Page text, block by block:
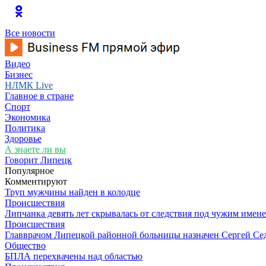
Все новости
Видео
Бизнес
НЛМК Live
Главное в стране
Спорт
Экономика
Политика
Здоровье
А знаете ли вы
Говорит Липецк
Популярное
Комментируют
Труп мужчины найден в колодце
Происшествия
Липчанка девять лет скрывалась от следствия под чужим
Происшествия
Главврачом Липецкой районной больницы назначен Сергей
Общество
БПЛА перехвачены над областью